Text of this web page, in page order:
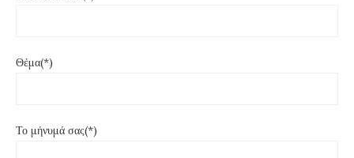
Θέμα(*)
Το μήνυμά σας(*)